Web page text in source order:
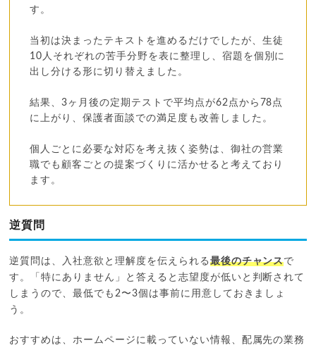
す。
当初は決まったテキストを進めるだけでしたが、生徒
10人それぞれの苦手分野を表に整理し、宿題を個別に
出し分ける形に切り替えました。
結果、3ヶ月後の定期テストで平均点が62点から78点
に上がり、保護者面談での満足度も改善しました。
個人ごとに必要な対応を考え抜く姿勢は、御社の営業
職でも顧客ごとの提案づくりに活かせると考えており
ます。
逆質問
逆質問は、入社意欲と理解度を伝えられる 最後のチャンスで
す。「特にありません」と答えると志望度が低いと判断されて
しまうので、最低でも2〜3個は事前に用意しておきましょ
う。
おすすめは、ホームページに載っていない情報、配属先の業務